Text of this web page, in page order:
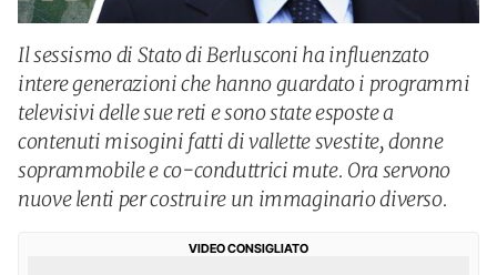
Il sessismo di Stato di Berlusconi ha influenzato
intere generazioni che hanno guardato i programmi
televisivi delle sue reti e sono state esposte a
contenuti misogini fatti di vallette svestite, donne
soprammobile e co-conduttrici mute. Ora servono
nuove lenti per costruire un immaginario diverso.
VIDEO CONSIGLIATO